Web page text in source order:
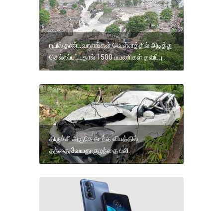
ரயில் தண்டவாளங்கள் வெள்ளத்தில் அடித்து
செல்லப்பட்டதால் 1500 பயணிகள் தவிப்பு .
திருச்சி அருகே நடந்த விபத்தில்
தந்தை,3வயது குழந்தை பலி.